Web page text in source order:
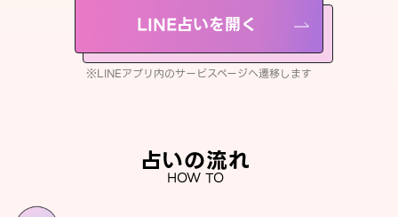
LINE占いを開く
※LINEアプリ内のサービスページへ遷移します
占いの流れ
HOW TO